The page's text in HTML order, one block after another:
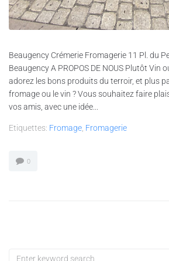
Beaugency Crémerie Fromagerie 11 Pl. du
Beaugency A PROPOS DE NOUS Plutôt Vin
adorez les bons produits du terroir, et plus
fromage ou le vin ? Vous souhaitez faire
vos amis, avec une idée...
Etiquettes: Fromage Fromagerie
0